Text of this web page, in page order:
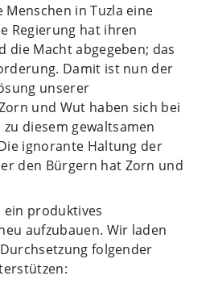
Menschen in Tuzla eine
Regierung hat ihren
die Macht abgegeben; das
Damit ist nun der
unserer
und Wut haben sich bei
diesem gewaltsamen
ignorante Haltung der
den Bürgern hat Zorn und
ein produktives
aufzubauen. Wir laden
folgender